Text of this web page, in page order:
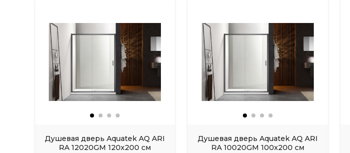
Душевая дверь Aquatek AQ ARI
RA 12020GM 120х200 см
Душевая дверь Aquatek AQ ARI
RA 10020GM 100х200 см